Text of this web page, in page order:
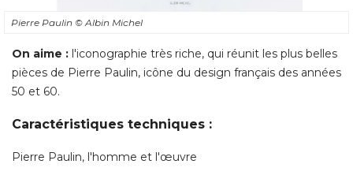
Pierre Paulin © Albin Michel
On aime : l'iconographie très riche, qui réunit les plus belles
pièces de Pierre Paulin, icône du design français des années
50 et 60.
Caractéristiques techniques :
Pierre Paulin, l'homme et l'œuvre